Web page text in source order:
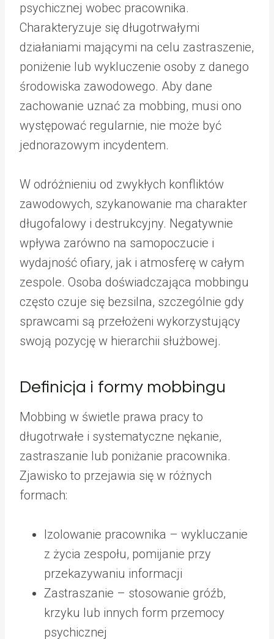
psychicznej wobec pracownika.
Charakteryzuje się długotrwałymi
działaniami mającymi na celu zastraszenie,
poniżenie lub wykluczenie osoby z danego
środowiska zawodowego. Aby dane
zachowanie uznać za mobbing, musi ono
występować regularnie, nie może być
jednorazowym incydentem.
W odróżnieniu od zwykłych konfliktów
zawodowych, szykanowanie ma charakter
długofalowy i destrukcyjny. Negatywnie
wpływa zarówno na samopoczucie i
wydajność ofiary, jak i atmosferę w całym
zespole. Osoba doświadczająca mobbingu
często czuje się bezsilna, szczególnie gdy
sprawcami są przełożeni wykorzystujący
swoją pozycję w hierarchii służbowej.
Definicja i formy mobbingu
Mobbing w świetle prawa pracy to
długotrwałe i systematyczne nękanie,
zastraszanie lub poniżanie pracownika.
Zjawisko to przejawia się w różnych
formach:
Izolowanie pracownika – wykluczanie
z życia zespołu, pomijanie przy
przekazywaniu informacji
Zastraszanie – stosowanie gróźb,
krzyku lub innych form przemocy
psychicznej